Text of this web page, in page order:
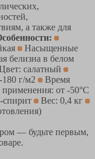
а также для
Насыщенные
белизна в белом
салатный
180 г/м2
Время
применения: от -50°C
спирит
Вес: 0,4 кг
— будьте первым,